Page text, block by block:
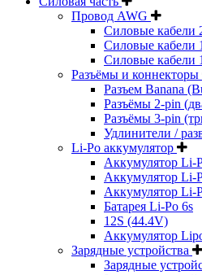
Провод AWG
Силовые кабели
Силовые кабели
Силовые кабели
Разъёмы и коннекторы
Разъем Banana
Разъёмы 2-pin
Разъёмы 3-pin
Удлинители /
Li-Po аккумулятор
Аккумулятор Li-
Аккумулятор Li-
Аккумулятор Li-
Батарея Li-Po 6s
12S (44.4V)
Аккумулятор
Зарядные устройства
Зарядные